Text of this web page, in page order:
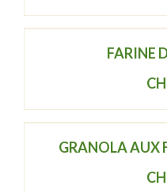
FARINE
GRANOLA AUX